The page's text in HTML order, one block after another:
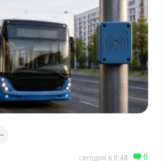
сегодня в 8:48 6